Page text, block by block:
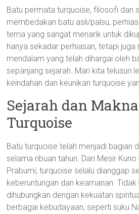
Batu permata turquoise, filosofi dan
membedakan batu asli/palsu,
tema yang sangat menarik untuk
hanya sekadar perhiasan, tetapi juga
mendalam yang telah dihargai oleh
sepanjang sejarah. Mari kita telusuri
keindahan dan keunikan turquoise
Sejarah dan
Turquoise
Batu turquoise telah menjadi bagian
selama ribuan tahun. Dari Mesir
Prabumi, turquoise selalu dianggap
keberuntungan dan keamanan. Tidak
dihubungkan dengan kekuatan
berbagai kebudayaan, seperti suku